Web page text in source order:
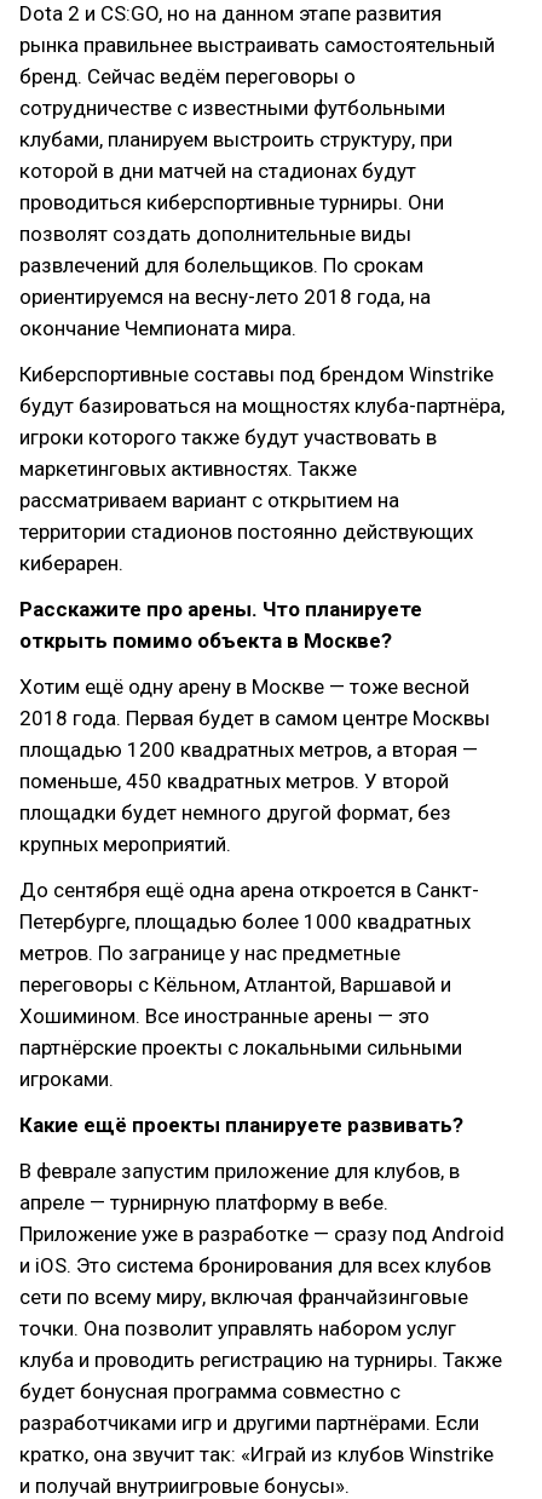
Dota 2 и CS:GO, но на данном этапе развития
рынка правильнее выстраивать самостоятельный
бренд. Сейчас ведём переговоры о
сотрудничестве с известными футбольными
клубами, планируем выстроить структуру, при
которой в дни матчей на стадионах будут
проводиться киберспортивные турниры. Они
позволят создать дополнительные виды
развлечений для болельщиков. По срокам
ориентируемся на весну-лето 2018 года, на
окончание Чемпионата мира.
Киберспортивные составы под брендом Winstrike
будут базироваться на мощностях клуба-партнёра,
игроки которого также будут участвовать в
маркетинговых активностях. Также
рассматриваем вариант с открытием на
территории стадионов постоянно действующих
киберарен.
Расскажите про арены. Что планируете
открыть помимо объекта в Москве?
Хотим ещё одну арену в Москве — тоже весной
2018 года. Первая будет в самом центре Москвы
площадью 1200 квадратных метров, а вторая —
поменьше, 450 квадратных метров. У второй
площадки будет немного другой формат, без
крупных мероприятий.
До сентября ещё одна арена откроется в Санкт-
Петербурге, площадью более 1000 квадратных
метров. По загранице у нас предметные
переговоры с Кёльном, Атлантой, Варшавой и
Хошимином. Все иностранные арены — это
партнёрские проекты с локальными сильными
игроками.
Какие ещё проекты планируете развивать?
В феврале запустим приложение для клубов, в
апреле — турнирную платформу в вебе.
Приложение уже в разработке — сразу под Android
и iOS. Это система бронирования для всех клубов
сети по всему миру, включая франчайзинговые
точки. Она позволит управлять набором услуг
клуба и проводить регистрацию на турниры. Также
будет бонусная программа совместно с
разработчиками игр и другими партнёрами. Если
кратко, она звучит так: «Играй из клубов Winstrike
и получай внутриигровые бонусы».